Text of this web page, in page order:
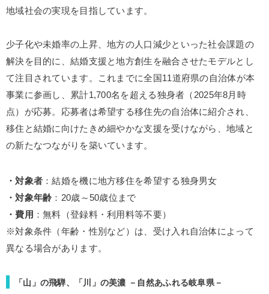
地域社会の実現を目指しています。
少子化や未婚率の上昇、地方の人口減少といった社会課題の
解決を目的に、結婚支援と地方創生を融合させたモデルとし
て注目されています。これまでに全国11道府県の自治体が本
事業に参画し、累計1,700名を超える独身者（2025年8月時
点）が応募。応募者は希望する移住先の自治体に紹介され、
移住と結婚に向けたきめ細やかな支援を受けながら、地域と
の新たなつながりを築いています。
・対象者 ：結婚を機に地方移住を希望する独身男女
・対象年齢 ：20歳～50歳位まで
・費用 ：無料（登録料・利用料等不要）
※対象条件（年齢・性別など）は、受け入れ自治体によって
異なる場合があります。
「山」の飛騨、「川」の美濃 －自然あふれる岐阜県－